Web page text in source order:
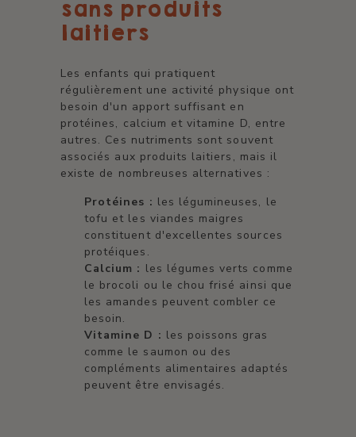
sans produits
laitiers
Les enfants qui pratiquent
régulièrement une activité physique ont
besoin d'un apport suffisant en
protéines, calcium et vitamine D, entre
autres. Ces nutriments sont souvent
associés aux produits laitiers, mais il
existe de nombreuses alternatives :
Protéines : les légumineuses, le
tofu et les viandes maigres
constituent d'excellentes sources
protéiques.
Calcium : les légumes verts comme
le brocoli ou le chou frisé ainsi que
les amandes peuvent combler ce
besoin.
Vitamine D : les poissons gras
comme le saumon ou des
compléments alimentaires adaptés
peuvent être envisagés.